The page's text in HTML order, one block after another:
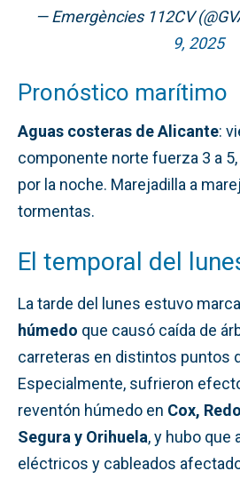
— Emergències 112CV
9, 2025
Pronóstico marítimo
Aguas costeras de Alicante:
componente norte fuerza 3 a
por la noche. Marejadilla a
tormentas.
El temporal del
La tarde del lunes estuvo
húmedo que causó caída de
carreteras en distintos puntos
Especialmente, sufrieron
reventón húmedo en Cox,
Segura y Orihuela, y hubo que
eléctricos y cableados